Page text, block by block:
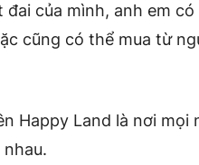
của mình, anh em
cũng có thể mua từ
Happy Land là nơi